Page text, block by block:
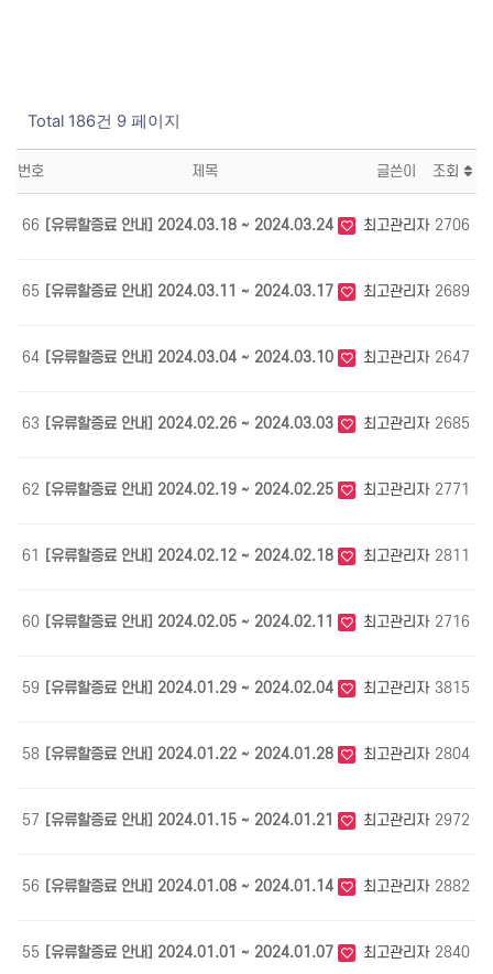
Total 186건 9 페이지
번호 제목 글쓴이 조회
66 [유류할증료 안내] 2024.03.18 ~ 2024.03.24 최고관리자 2706
65 [유류할증료 안내] 2024.03.11 ~ 2024.03.17 최고관리자 2689
64 [유류할증료 안내] 2024.03.04 ~ 2024.03.10 최고관리자 2647
63 [유류할증료 안내] 2024.02.26 ~ 2024.03.03 최고관리자 2685
62 [유류할증료 안내] 2024.02.19 ~ 2024.02.25 최고관리자 2771
61 [유류할증료 안내] 2024.02.12 ~ 2024.02.18 최고관리자 2811
60 [유류할증료 안내] 2024.02.05 ~ 2024.02.11 최고관리자 2716
59 [유류할증료 안내] 2024.01.29 ~ 2024.02.04 최고관리자 3815
58 [유류할증료 안내] 2024.01.22 ~ 2024.01.28 최고관리자 2804
57 [유류할증료 안내] 2024.01.15 ~ 2024.01.21 최고관리자 2972
56 [유류할증료 안내] 2024.01.08 ~ 2024.01.14 최고관리자 2882
55 [유류할증료 안내] 2024.01.01 ~ 2024.01.07 최고관리자 2840